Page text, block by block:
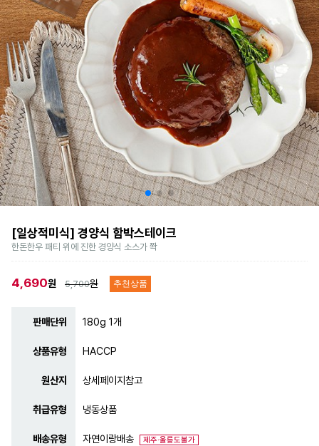
[일상적미식] 경양식 함박스테이크
한돈한우 패티 위에 진한 경양식 소스가 쫙
4,690원 5,700원 추천상품
판매단위 180g 1개
상품유형 HACCP
원산지 상세페이지참고
취급유형 냉동상품
배송유형 자연이랑배송 제주·울릉도불가